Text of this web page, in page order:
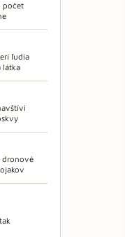
počet
ľudia
látka
dronové